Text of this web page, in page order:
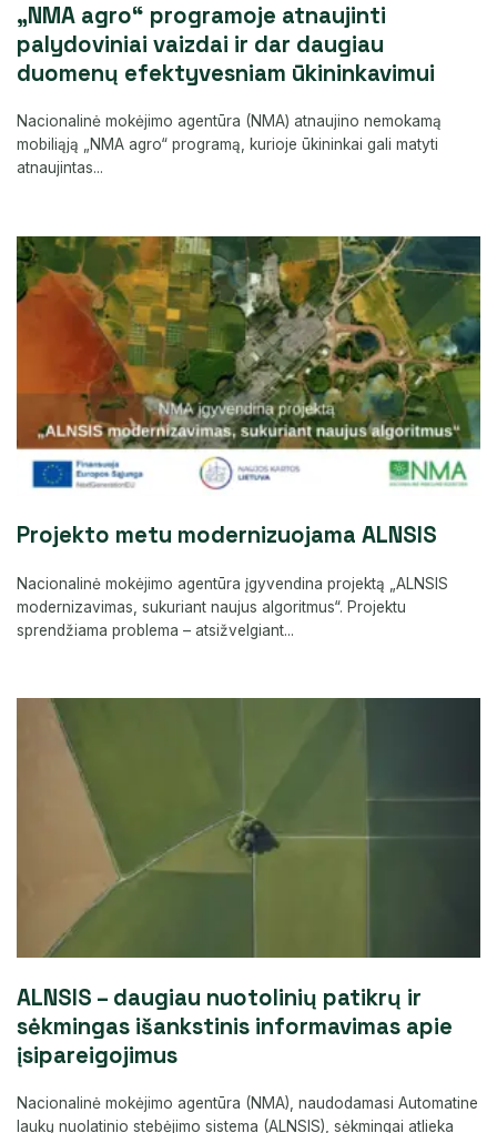
„NMA agro“ programoje atnaujinti
palydoviniai vaizdai ir dar daugiau
duomenų efektyvesniam ūkininkavimui
Nacionalinė mokėjimo agentūra (NMA) atnaujino nemokamą
mobiliąją „NMA agro“ programą, kurioje ūkininkai gali matyti
atnaujintas...
Projekto metu modernizuojama ALNSIS
Nacionalinė mokėjimo agentūra įgyvendina projektą „ALNSIS
modernizavimas, sukuriant naujus algoritmus“. Projektu
sprendžiama problema – atsižvelgiant...
ALNSIS – daugiau nuotolinių patikrų ir
sėkmingas išankstinis informavimas apie
įsipareigojimus
Nacionalinė mokėjimo agentūra (NMA), naudodamasi Automatine
laukų nuolatinio stebėjimo sistema (ALNSIS), sėkmingai atlieka